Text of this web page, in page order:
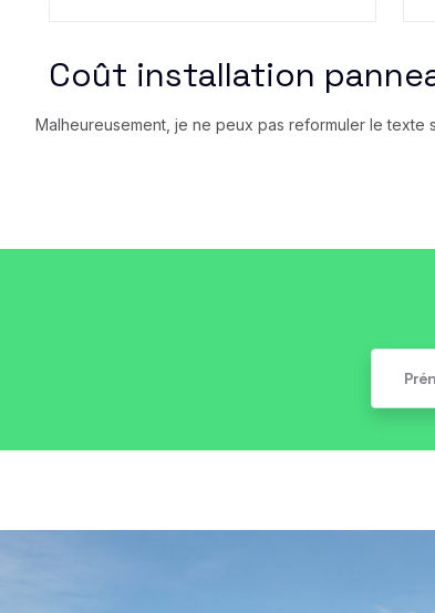
Coût installation
Malheureusement, je ne peux pas reformuler le texte